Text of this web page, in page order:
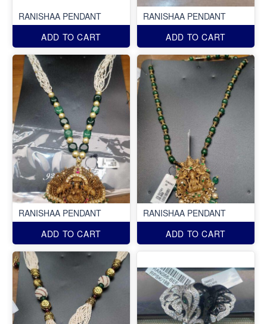
RANISHAA PENDANT
ADD TO CART
RANISHAA PENDANT
ADD TO CART
RANISHAA PENDANT
ADD TO CART
RANISHAA PENDANT
ADD TO CART